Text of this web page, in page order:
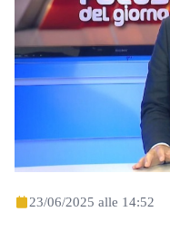
23/06/2025 alle 14:52